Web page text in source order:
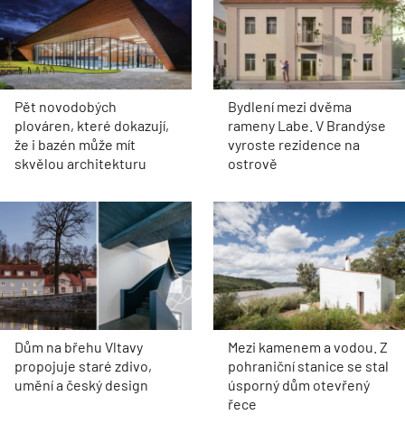
Pět novodobých
plováren, které dokazují,
že i bazén může mít
skvělou architekturu
Bydlení mezi dvěma
rameny Labe. V Brandýse
vyroste rezidence na
ostrově
Dům na břehu Vltavy
propojuje staré zdivo,
umění a český design
Mezi kamenem a vodou. Z
pohraniční stanice se stal
úsporný dům otevřený
řece